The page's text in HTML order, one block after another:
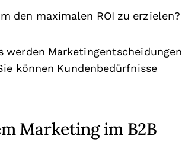
den maximalen ROI zu erzielen?
werden Marketingentscheidungen
können Kundenbedürfnisse
Marketing im B2B